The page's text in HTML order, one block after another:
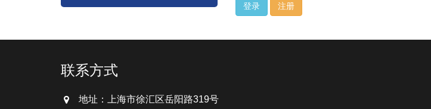
注册
联系方式
地址：上海市徐汇区岳阳路319号